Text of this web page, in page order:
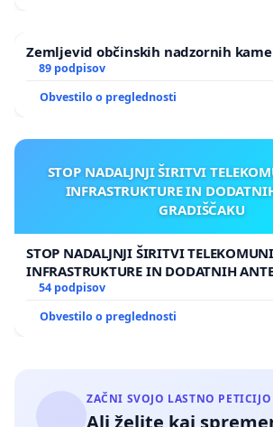
Zemljevid občinskih nadzornih
89 podpisov
Obvestilo o preglednosti
STOP NADALJNJI ŠIRITVI
INFRASTRUKTURE IN
GRADIŠČAKU
STOP NADALJNJI ŠIRITVI
INFRASTRUKTURE IN DODATNIH
GRADIŠČAKU
54 podpisov
Obvestilo o preglednosti
ZAČNI SVOJO LASTNO PETICIJO